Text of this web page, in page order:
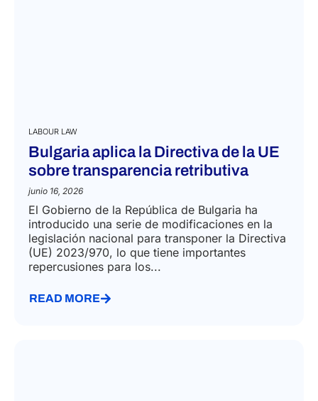
LABOUR LAW
Bulgaria aplica la Directiva de la UE
sobre transparencia retributiva
junio 16, 2026
El Gobierno de la República de Bulgaria ha
introducido una serie de modificaciones en la
legislación nacional para transponer la Directiva
(UE) 2023/970, lo que tiene importantes
repercusiones para los...
READ MORE